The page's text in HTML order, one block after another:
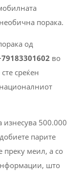
порака.
од
во
среќен
изнесува 500.000
парите
преку меил, а со
што